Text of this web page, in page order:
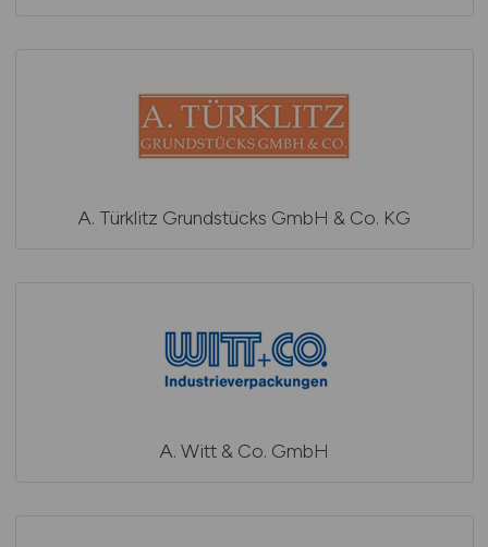
A. Türklitz Grundstücks GmbH & Co. KG
A. Witt & Co. GmbH